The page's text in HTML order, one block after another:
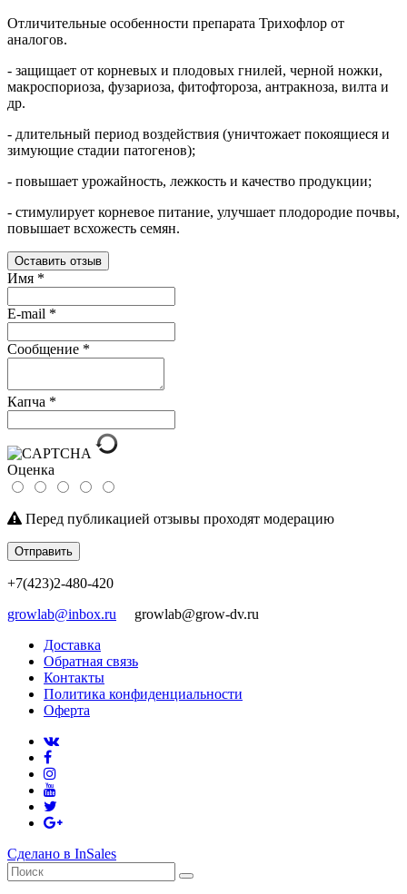
Отличительные особенности препарата Трихофлор от
аналогов.
- защищает от корневых и плодовых гнилей, черной ножки,
макроспориоза, фузариоза, фитофтороза, антракноза, вилта и
др.
- длительный период воздействия (уничтожает покоящиеся и
зимующие стадии патогенов);
- повышает урожайность, лежкость и качество продукции;
- стимулирует корневое питание, улучшает плодородие почвы,
повышает всхожесть семян.
Оставить отзыв
Имя *
E-mail *
Сообщение *
Капча *
Оценка
Перед публикацией отзывы проходят модерацию
Отправить
+7(423)2-480-420
growlab@inbox.ru growlab@grow-dv.ru
Доставка
Обратная связь
Контакты
Политика конфиденциальности
Оферта
Сделано в InSales